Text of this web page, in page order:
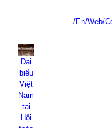
/En/Web/
Đại
biểu
Việt
Nam
tại
Hội